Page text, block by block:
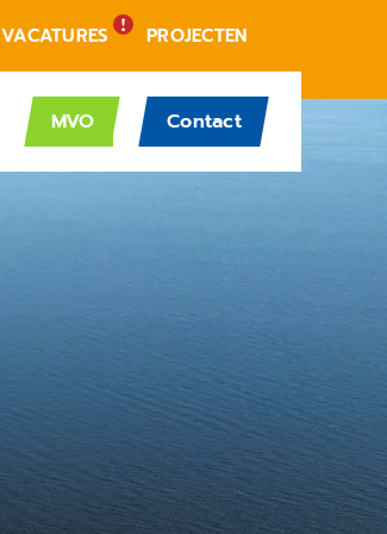
VACATURES PROJECTEN
MVO Contact